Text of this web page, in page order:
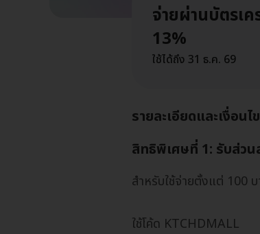
จ่ายผ่านบัตรเ
13%
ใช้ได้ถึง 31 ธ.ค. 69
รายละเอียดและเงื่อนไข
สิทธิพิเศษที่ 1: รับส่ว
สำหรับใช้จ่ายตั้งแต่ 100
ใช้โค้ด KTCHDMALL